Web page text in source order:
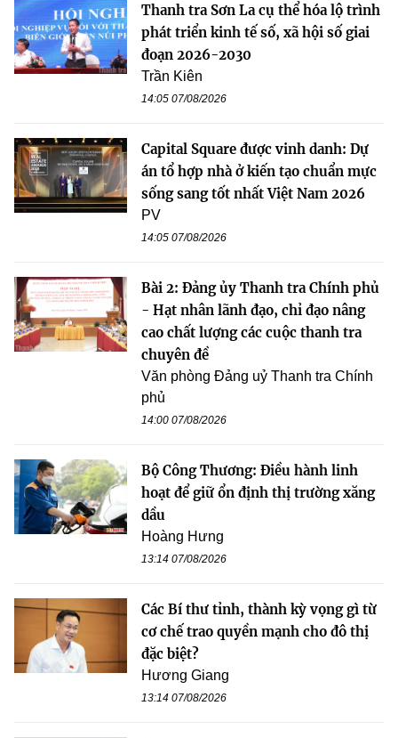
Thanh tra Sơn La cụ thể hóa lộ trình
phát triển kinh tế số, xã hội số giai
đoạn 2026-2030
Trần Kiên
14:05 07/08/2026
Capital Square được vinh danh: Dự
án tổ hợp nhà ở kiến tạo chuẩn mực
sống sang tốt nhất Việt Nam 2026
PV
14:05 07/08/2026
Bài 2: Đảng ủy Thanh tra Chính phủ
- Hạt nhân lãnh đạo, chỉ đạo nâng
cao chất lượng các cuộc thanh tra
chuyên đề
Văn phòng Đảng uỷ Thanh tra Chính
phủ
14:00 07/08/2026
Bộ Công Thương: Điều hành linh
hoạt để giữ ổn định thị trường xăng
dầu
Hoàng Hưng
13:14 07/08/2026
Các Bí thư tỉnh, thành kỳ vọng gì từ
cơ chế trao quyền mạnh cho đô thị
đặc biệt?
Hương Giang
13:14 07/08/2026